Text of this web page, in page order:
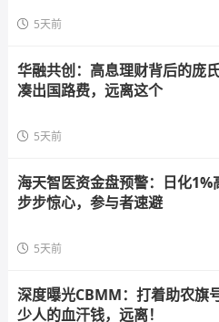
5天前
华融共创：高息理财背后的庞
凑出国路费，远离这个
5天前
海天智医资金盘预警：日化
步步惊心，参与者速避
5天前
深度曝光CBMM：打着助农旗
少人的血汗钱，远离！